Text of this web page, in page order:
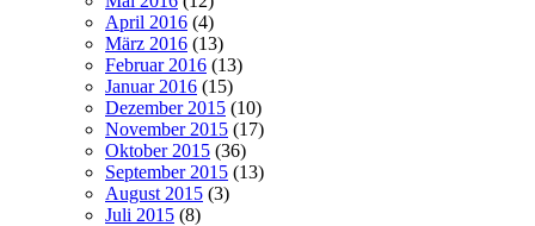
April 2016 (4)
März 2016 (13)
Februar 2016 (13)
Januar 2016 (15)
Dezember 2015 (10)
November 2015 (17)
Oktober 2015 (36)
September 2015 (13)
August 2015 (3)
Juli 2015 (8)